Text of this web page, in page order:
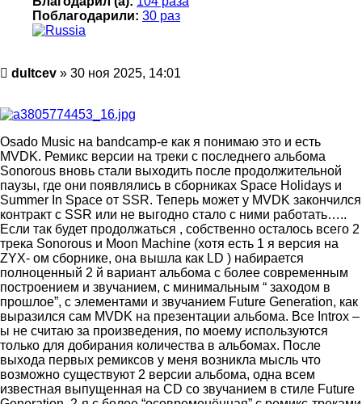
Поблагодарили: 30 раз
Сообщение
dultcev » 30 ноя 2025, 14:01
Osado Music на bandcamp-е как я понимаю это и есть
MVDK. Ремикс версии на треки с последнего альбома
Sonorous вновь стали выходить после продолжительной
паузы, где они появлялись в сборниках Space Holidays и
Summer In Space от SSR. Теперь может у MVDK закончился
контракт с SSR или не выгодно стало с ними работать…..
Если так будет продолжаться , собственно осталось всего 2
трека Sonorous и Moon Machine (хотя есть 1 я версия на
ZYX- ом сборнике, она вышла как LD ) набирается
полноценный 2 й вариант альбома с более современным
построением и звучанием, с минимальным “ заходом в
прошлое”, с элементами и звучанием Future Generation, как
выразился сам MVDK на презентации альбома. Все Introх –
ы не считаю за произведения, по моему используются
только для добирания количества в альбомах. После
выхода первых ремиксов у меня возникла мысль что
возможно существуют 2 версии альбома, одна всем
известная выпущенная на CD со звучанием в стиле Future